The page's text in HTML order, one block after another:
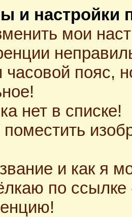
и настройки
мои
пояс,
нет в списке!
поместить
и как я
по ссылке